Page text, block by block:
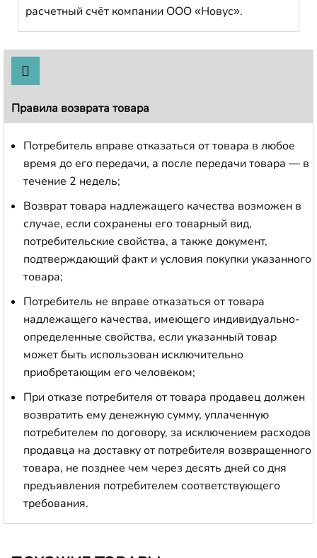
расчетный счёт компании ООО «Новус».
Правила возврата товара
Потребитель вправе отказаться от товара в любое
время до его передачи, а после передачи товара — в
течение 2 недель;
Возврат товара надлежащего качества возможен в
случае, если сохранены его товарный вид,
потребительские свойства, а также документ,
подтверждающий факт и условия покупки указанного
товара;
Потребитель не вправе отказаться от товара
надлежащего качества, имеющего индивидуально-
определенные свойства, если указанный товар
может быть использован исключительно
приобретающим его человеком;
При отказе потребителя от товара продавец должен
возвратить ему денежную сумму, уплаченную
потребителем по договору, за исключением расходов
продавца на доставку от потребителя возвращенного
товара, не позднее чем через десять дней со дня
предъявления потребителем соответствующего
требования.